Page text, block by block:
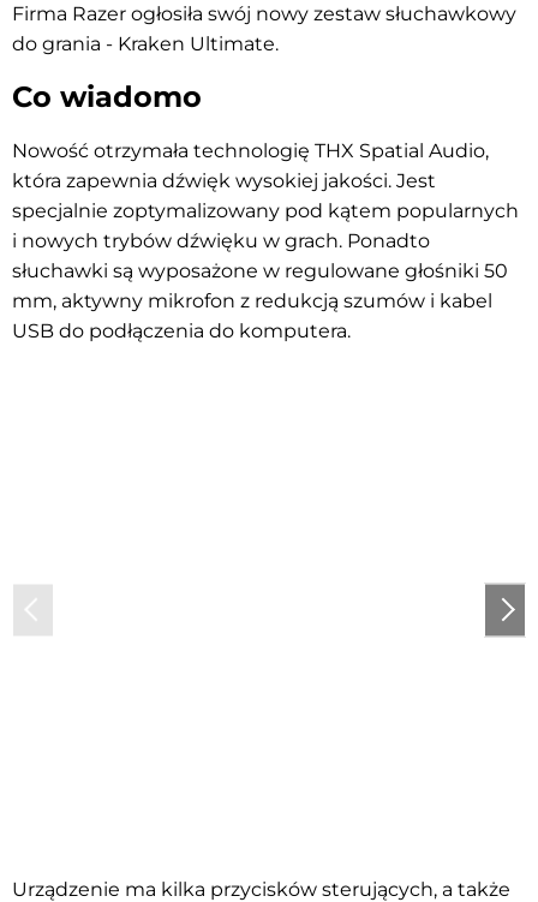
Firma Razer ogłosiła swój nowy zestaw słuchawkowy
do grania - Kraken Ultimate.
Co wiadomo
Nowość otrzymała technologię THX Spatial Audio,
która zapewnia dźwięk wysokiej jakości. Jest
specjalnie zoptymalizowany pod kątem popularnych
i nowych trybów dźwięku w grach. Ponadto
słuchawki są wyposażone w regulowane głośniki 50
mm, aktywny mikrofon z redukcją szumów i kabel
USB do podłączenia do komputera.
Urządzenie ma kilka przycisków sterujących, a także